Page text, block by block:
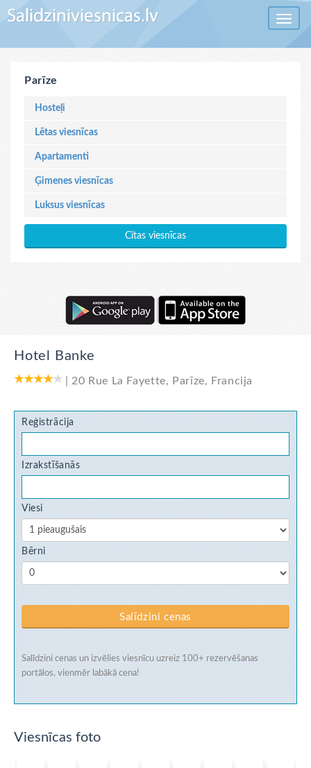
Toggle
Parīze
Hosteļi
Lētas viesnīcas
Apartamenti
Ģimenes viesnīcas
Luksus viesnīcas
Citas viesnīcas
Hotel Banke
20 Rue La Fayette, Parīze, Francija
Reģistrācija
Izrakstīšanās
Viesi
Bērni
Salīdzini cenas
Salīdzini cenas un izvēlies viesnīcu uzreiz 100+ rezervēšanas
portālos, vienmēr labākā cena!
Viesnīcas foto